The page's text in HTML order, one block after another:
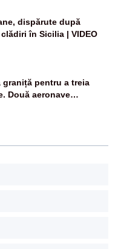
dispărute după
în Sicilia | VIDEO
graniță pentru a treia
Două aeronave
au fost ridicate de la